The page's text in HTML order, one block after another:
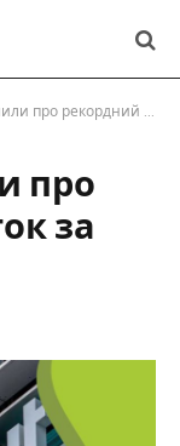
прибуток за 2023 рік
про
за